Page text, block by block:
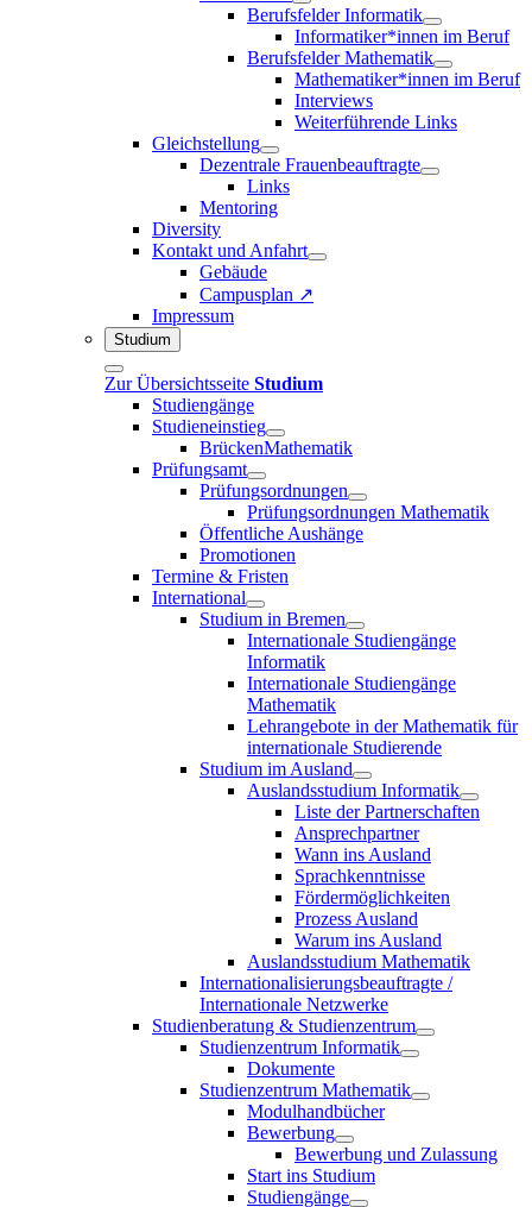
Berufsfelder Informatik
Informatiker*innen im Beruf
Berufsfelder Mathematik
Mathematiker*innen im Beruf
Interviews
Weiterführende Links
Gleichstellung
Dezentrale Frauenbeauftragte
Links
Mentoring
Diversity
Kontakt und Anfahrt
Gebäude
Campusplan ↗
Impressum
Studium
Zur Übersichtsseite Studium
Studiengänge
Studieneinstieg
BrückenMathematik
Prüfungsamt
Prüfungsordnungen
Prüfungsordnungen Mathematik
Öffentliche Aushänge
Promotionen
Termine & Fristen
International
Studium in Bremen
Internationale Studiengänge
Informatik
Internationale Studiengänge
Mathematik
Lehrangebote in der Mathematik für
internationale Studierende
Studium im Ausland
Auslandsstudium Informatik
Liste der Partnerschaften
Ansprechpartner
Wann ins Ausland
Sprachkenntnisse
Fördermöglichkeiten
Prozess Ausland
Warum ins Ausland
Auslandsstudium Mathematik
Internationalisierungsbeauftragte /
Internationale Netzwerke
Studienberatung & Studienzentrum
Studienzentrum Informatik
Dokumente
Studienzentrum Mathematik
Modulhandbücher
Bewerbung
Bewerbung und Zulassung
Start ins Studium
Studiengänge